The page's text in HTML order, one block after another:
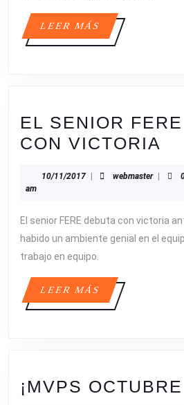
LEER MÁSLEER
MÁS
EL SENIOR
CON VICTORIA
10/11/201710/11/2017webmaster
am
El senior FERE debuta con victoria
habido un ambiente genial en el
trabajo en equipo.
LEER MÁSLEER
MÁS
¡MVPS